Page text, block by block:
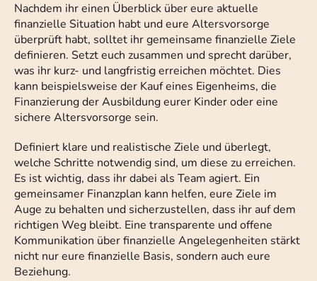
Nachdem ihr einen Überblick über eure aktuelle
finanzielle Situation habt und eure Altersvorsorge
überprüft habt, solltet ihr gemeinsame finanzielle Ziele
definieren. Setzt euch zusammen und sprecht darüber,
was ihr kurz- und langfristig erreichen möchtet. Dies
kann beispielsweise der Kauf eines Eigenheims, die
Finanzierung der Ausbildung eurer Kinder oder eine
sichere Altersvorsorge sein.
Definiert klare und realistische Ziele und überlegt,
welche Schritte notwendig sind, um diese zu erreichen.
Es ist wichtig, dass ihr dabei als Team agiert. Ein
gemeinsamer Finanzplan kann helfen, eure Ziele im
Auge zu behalten und sicherzustellen, dass ihr auf dem
richtigen Weg bleibt. Eine transparente und offene
Kommunikation über finanzielle Angelegenheiten stärkt
nicht nur eure finanzielle Basis, sondern auch eure
Beziehung.